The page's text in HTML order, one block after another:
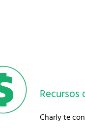
Recursos
Charly te